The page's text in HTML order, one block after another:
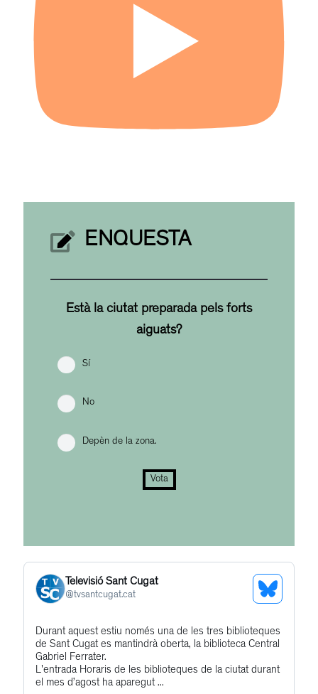
ENQUESTA
Està la ciutat preparada pels forts
aiguats?
Sí
No
Depèn de la zona.
Vota
Televisió Sant Cugat
@tvsantcugat.cat
See
Profile
Get
to
this
Durant aquest estiu només una de les tres biblioteques
de Sant Cugat es mantindrà oberta, la biblioteca Central
Gabriel Ferrater.
L'entrada Horaris de les biblioteques de la ciutat durant
el mes d’agost ha aparegut ...